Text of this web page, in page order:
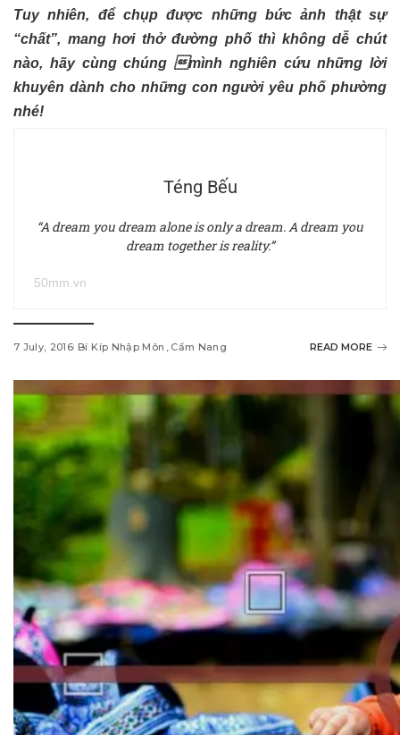
Tuy nhiên, để chụp được những bức ảnh thật sự
“chất”, mang hơi thở đường phố thì không dễ chút
nào, hãy cùng chúng mình nghiên cứu những lời
khuyên dành cho những con người yêu phố phường
nhé!
Téng Bếu
“A dream you dream alone is only a dream. A dream you
dream together is reality.”
50mm.vn
7 July, 2016 Bí Kíp Nhập Môn Cẩm Nang READ MORE